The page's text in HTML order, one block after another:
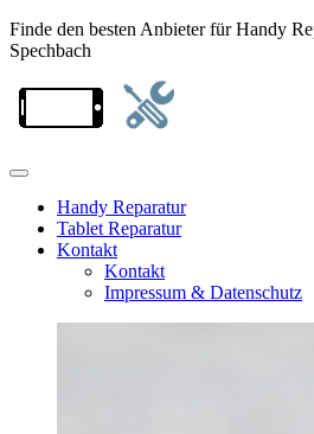
Finde den besten Anbieter für Handy
Spechbach
Handy Reparatur
Tablet Reparatur
Kontakt
Kontakt
Impressum & Datenschutz